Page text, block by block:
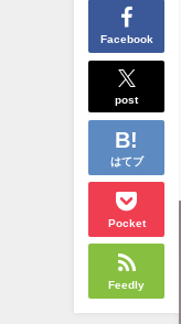
Facebook
post
はてブ
Pocket
Feedly